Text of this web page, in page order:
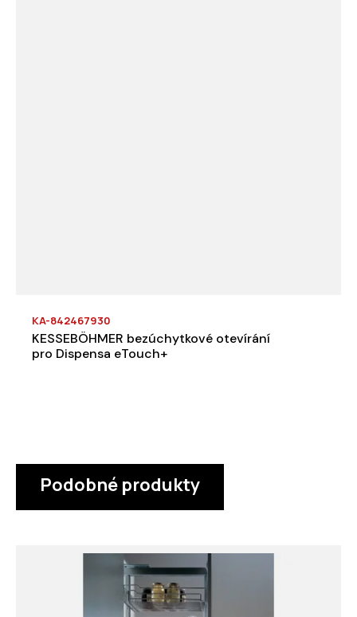
KA-842467930
KESSEBÖHMER bezúchytkové otevírání
pro Dispensa eTouch+
Podobné produkty